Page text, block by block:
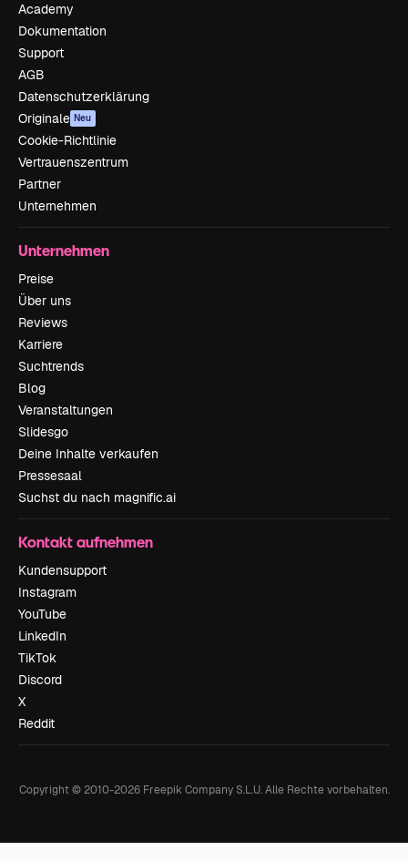
Academy
Dokumentation
Support
AGB
Datenschutzerklärung
Originale Neu
Cookie-Richtlinie
Vertrauenszentrum
Partner
Unternehmen
Unternehmen
Preise
Über uns
Reviews
Karriere
Suchtrends
Blog
Veranstaltungen
Slidesgo
Deine Inhalte verkaufen
Pressesaal
Suchst du nach magnific.ai
Kontakt aufnehmen
Kundensupport
Instagram
YouTube
LinkedIn
TikTok
Discord
X
Reddit
Copyright © 2010-2026Freepik Company S.L.U. Alle Rechte vorbehalten.